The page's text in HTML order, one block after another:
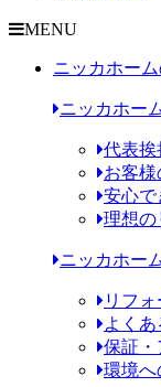
MENU
ニッカホー
ニッカホー
代表挨
お客
安心
理想の
ニッカホー
リフ
よくあ
保証・
環境へ